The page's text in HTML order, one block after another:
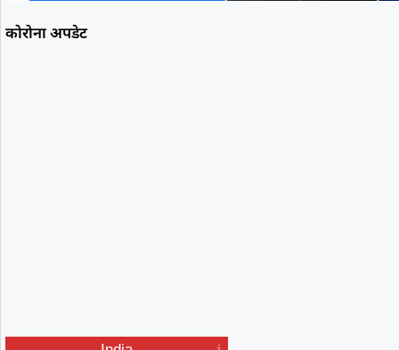
कोरोना अपडेट